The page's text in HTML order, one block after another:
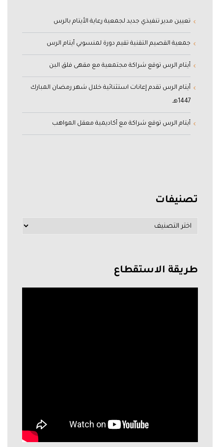
تعيين مدير تنفيذي جديد لجمعية رعاية الأيتام بالرس
جمعية القصيم التقنية تقيم دورة لمنسوبي أيتام الرس
أيتام الرس توقع شراكة مجتمعية مع مقهى فلق البن
أيتام الرس تقدم إعانات استثنائية خلال شهر رمضان المبارك
1447هـ
أيتام الرس توقع شراكة مع أكاديمية معقل المواهب
تصنيفات
طريقة الاستقطاع